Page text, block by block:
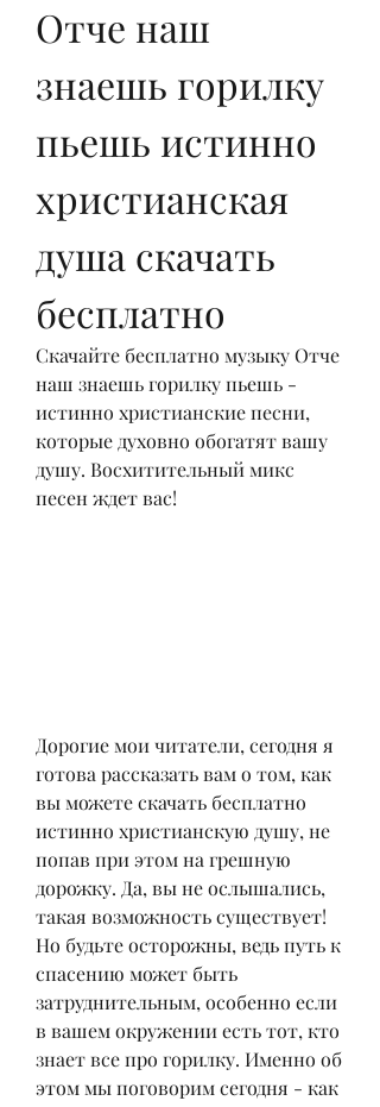
Отче наш
знаешь горилку
пьешь истинно
христианская
душа скачать
бесплатно
Скачайте бесплатно музыку Отче
наш знаешь горилку пьешь -
истинно христианские песни,
которые духовно обогатят вашу
душу. Восхитительный микс
песен ждет вас!
Дорогие мои читатели, сегодня я
готова рассказать вам о том, как
вы можете скачать бесплатно
истинно христианскую душу, не
попав при этом на грешную
дорожку. Да, вы не ослышались,
такая возможность существует!
Но будьте осторожны, ведь путь к
спасению может быть
затруднительным, особенно если
в вашем окружении есть тот, кто
знает все про горилку. Именно об
этом мы поговорим сегодня - как